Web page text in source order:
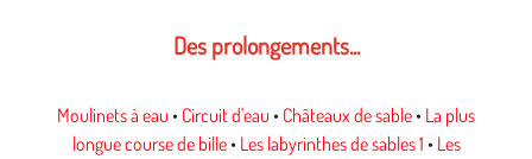
Des prolongements...
Moulinets à eau • Circuit d'eau • Châteaux de sable• La plus
longue course de bille• Les labyrinthes de sables 1 • Les